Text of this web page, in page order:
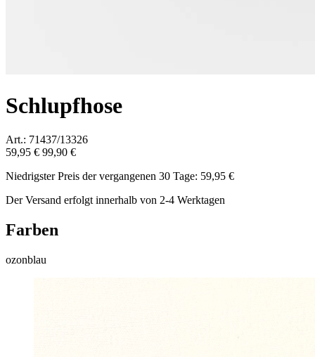
Schlupfhose
Art.: 71437/13326
59,95 € 99,90 €
Niedrigster Preis der vergangenen 30 Tage: 59,95 €
Der Versand erfolgt innerhalb von 2-4 Werktagen
Farben
ozonblau